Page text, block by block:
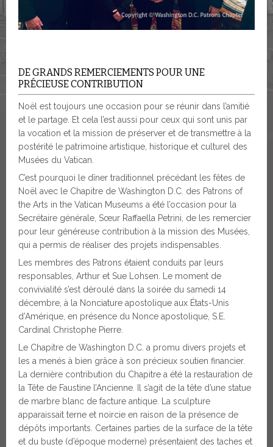
DE GRANDS REMERCIEMENTS POUR UNE
PRÉCIEUSE CONTRIBUTION
Noël est toujours une occasion pour se réunir dans l’amitié
et le partage. Et cela l’est aussi pour ceux qui sont unis par
la vocation et la mission de préserver et de transmettre à la
postérité le patrimoine artistique, historique et culturel des
Musées du Vatican.
C’est pourquoi le dîner traditionnel précédant les fêtes de
Noël avec le Chapitre de Washington D.C. des Patrons of
the Arts in the Vatican Museums a été l’occasion pour la
Secrétaire générale, Sœur Raffaella Petrini, de les remercier
pour leur généreuse contribution à la mission des Musées,
qui a permis de réaliser des projets indispensables.
Les membres des Patrons étaient conduits par leurs
responsables, Arthur et Sue Lohsen. Le moment de
convivialité s’est déroulé dans la soirée du samedi 14
décembre, à la Nonciature apostolique aux États-Unis
d’Amérique, en présence du Nonce apostolique, S.E.
Cardinal Christophe Pierre.
Le Chapitre de Washington D.C. a promu divers projets et
les a menés à bien grâce à son précieux soutien financier.
La dernière contribution du Chapitre a été la restauration de
la Tête de Faustine l’Ancienne. Il s’agit de la tête d’une statue
de marbre blanc de facture antique. La sculpture
apparaissait terne et noircie en raison de la présence de
dépôts importants. Certaines parties de la surface de la tête
et du buste (d’époque moderne) présentaient des taches et